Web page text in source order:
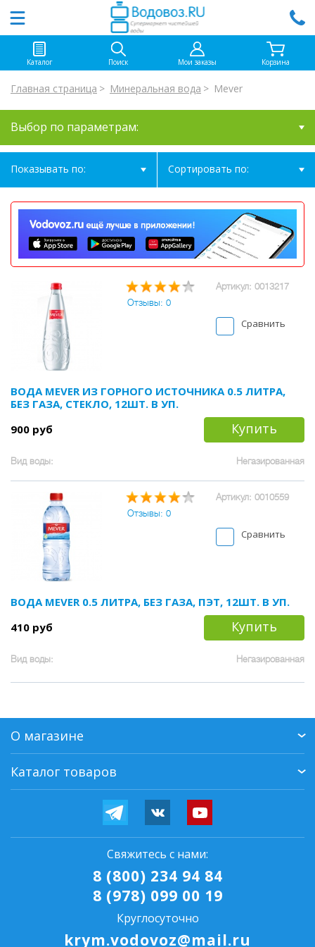
Каталог Поиск Мои заказы Корзина
Главная страница Минеральная вода Mever
Выбор по параметрам:
Показывать по: Сортировать по:
Артикул: 0013217
Отзывы: 0
Сравнить
ВОДА MEVER ИЗ ГОРНОГО ИСТОЧНИКА 0.5 ЛИТРА,
БЕЗ ГАЗА, СТЕКЛО, 12ШТ. В УП.
900 руб
Купить
Вид воды: Негазированная
Артикул: 0010559
Отзывы: 0
Сравнить
ВОДА MEVER 0.5 ЛИТРА, БЕЗ ГАЗА, ПЭТ, 12ШТ. В УП.
410 руб
Купить
Вид воды: Негазированная
О магазине
Каталог товаров
Свяжитесь с нами:
8 (800) 234 94 84
8 (978) 099 00 19
Круглосуточно
krym.vodovoz@mail.ru